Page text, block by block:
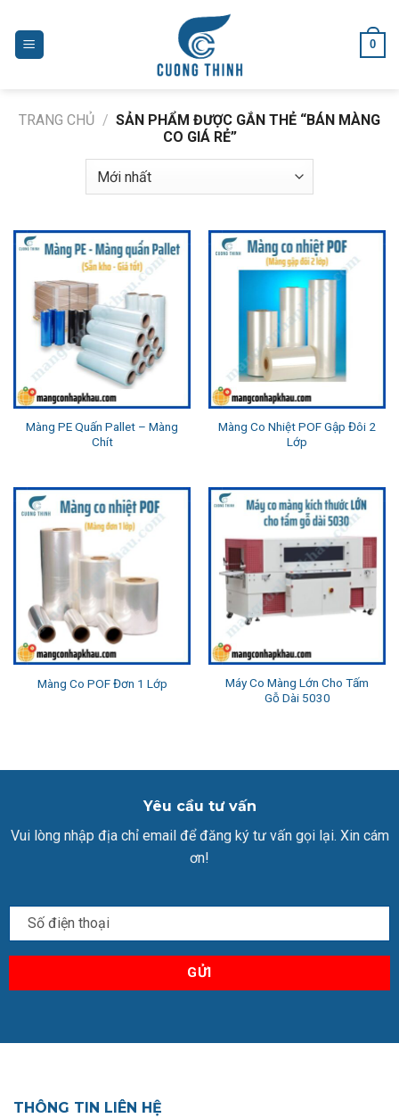
content
0
TRANG CHỦ / SẢN PHẨM ĐƯỢC GẮN THẺ “BÁN MÀNG
CO GIÁ RẺ”
Màng PE Quấn Pallet – Màng
Chít
Màng Co Nhiệt POF Gập Đôi 2
Lớp
Màng Co POF Đơn 1 Lớp
Máy Co Màng Lớn Cho Tấm
Gỗ Dài 5030
Yêu cầu tư vấn
Vui lòng nhập địa chỉ email để đăng ký tư vấn gọi lại. Xin cám
ơn!
THÔNG TIN LIÊN HỆ